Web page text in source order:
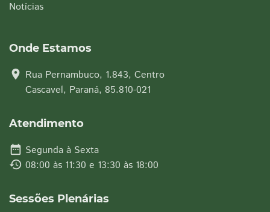
Notícias
Onde Estamos
location_on Rua Pernambuco, 1.843, Centro
Cascavel, Paraná, 85.810-021
Atendimento
date_range Segunda à Sexta
history 08:00 às 11:30 e 13:30 às 18:00
Sessões Plenárias